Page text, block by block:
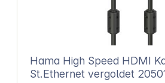
Hama High Speed HDMI Kab.
St.Ethernet vergoldet